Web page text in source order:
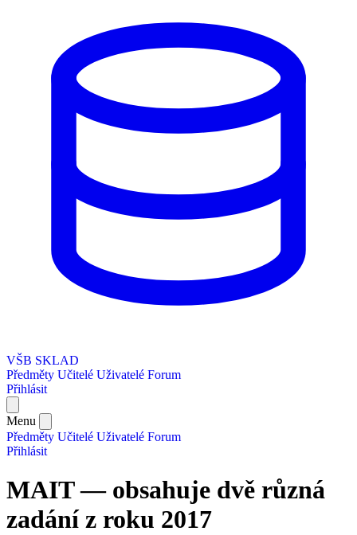
VŠB SKLAD
Předměty Učitelé Uživatelé Forum
Přihlásit
Menu
Předměty Učitelé Uživatelé Forum
Přihlásit
MAIT — obsahuje dvě různá
zadání z roku 2017